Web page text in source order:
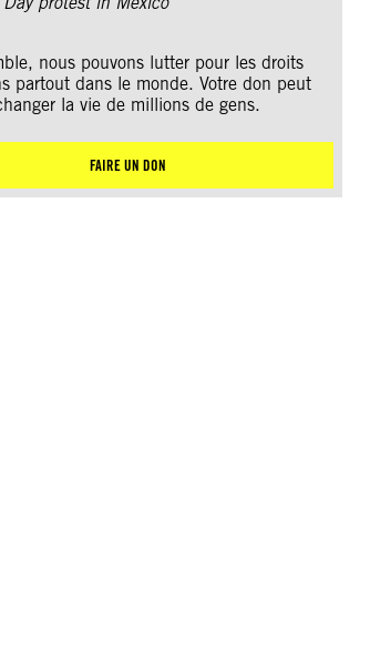
nous pouvons lutter pour les droits
partout dans le monde. Votre don peut
la vie de millions de gens.
FAIRE UN DON